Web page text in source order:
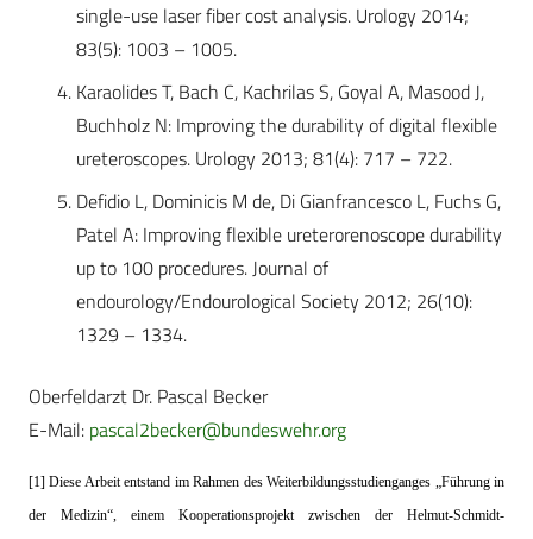
single-use laser fiber cost analysis. Urology 2014;
83(5): 1003 – 1005.
Karaolides T, Bach C, Kachrilas S, Goyal A, Masood J,
Buchholz N: Improving the durability of digital flexible
ureteroscopes. Urology 2013; 81(4): 717 – 722.
Defidio L, Dominicis M de, Di Gianfrancesco L, Fuchs G,
Patel A: Improving flexible ureterorenoscope durability
up to 100 procedures. Journal of
endourology/Endourological Society 2012; 26(10):
1329 – 1334.
Oberfeldarzt Dr. Pascal Becker
E-Mail: pascal2becker@bundeswehr.org
[1] Diese Arbeit entstand im Rahmen des Weiterbildungsstudienganges „Führung in
der Medizin“, einem Kooperationsprojekt zwischen der Helmut-Schmidt-